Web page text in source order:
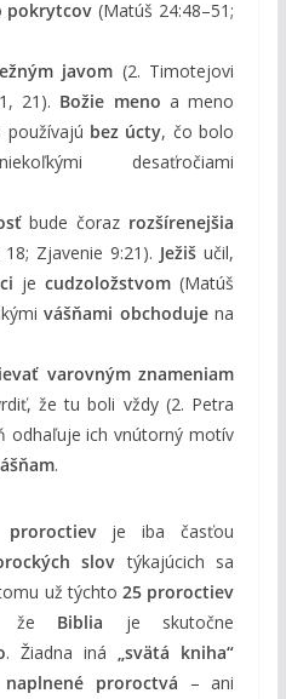
pokrytcov (Matúš 24:48–51;
javom (2. Timotejovi
21). Božie meno a meno
používajú bez úcty, čo bolo
desaťročiami
bude čoraz rozšírenejšia
18; Zjavenie 9:21). Ježiš učil,
jecudzoložstvom (Matúš
vášňami obchodujena
varovným znameniam
že tu boli vždy (2. Petra
odhaľuje ich vnútorný motív
.
proroctievje iba časťou
slov týkajúcich sa
už týchto25 proroctiev
že Biblia je skutočne
. Žiadna iná„svätá kniha“
naplnené proroctvá – ani